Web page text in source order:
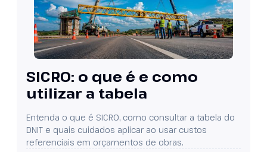
SICRO: o que é e como
utilizar a tabela
Entenda o que é SICRO, como consultar a tabela do
DNIT e quais cuidados aplicar ao usar custos
referenciais em orçamentos de obras.